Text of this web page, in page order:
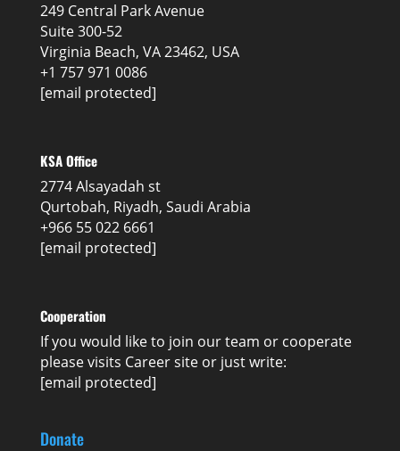
249 Central Park Avenue
Suite 300-52
Virginia Beach, VA 23462, USA
+1 757 971 0086
[email protected]
KSA Office
2774 Alsayadah st
Qurtobah, Riyadh, Saudi Arabia
+966 55 022 6661
[email protected]
Cooperation
If you would like to join our team or cooperate
please visits Careersite or just write:
[email protected]
Donate